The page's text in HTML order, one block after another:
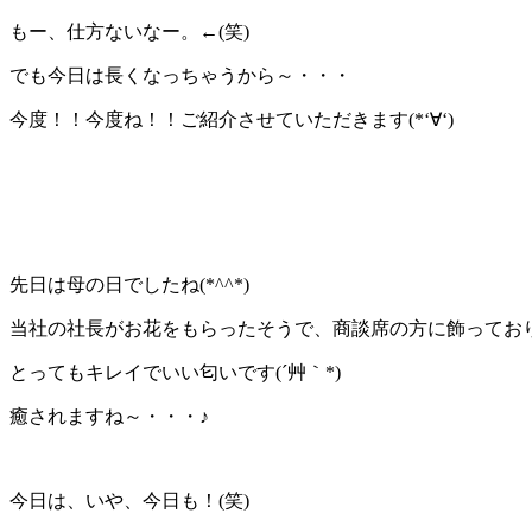
もー、仕方ないなー。←(笑)
でも今日は長くなっちゃうから～・・・
今度！！今度ね！！ご紹介させていただきます(*‘∀‘)
先日は母の日でしたね(*^^*)
当社の社長がお花をもらったそうで、商談席の方に飾って
とってもキレイでいい匂いです(´艸｀*)
癒されますね～・・・♪
今日は、いや、今日も！(笑)